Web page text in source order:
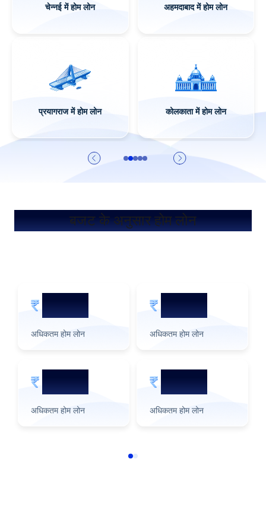
अहमदाबाद में होम लोन
कोलकाता में होम लोन
लखनऊ में होम लोन
जयपुर में होम लोन
बजट के अनुसार होम लोन
5 करोड़
अधिकतम होम लोन
3 करोड़
अधिकतम होम लोन
2 करोड़
अधिकतम होम लोन
1 करोड़
अधिकतम होम लोन